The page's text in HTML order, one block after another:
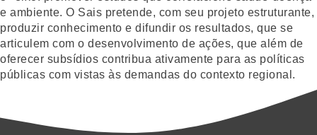
e ambiente. O Sais pretende, com seu projeto estruturante,
produzir conhecimento e difundir os resultados, que se
articulem com o desenvolvimento de ações, que além de
oferecer subsídios contribua ativamente para as políticas
públicas com vistas às demandas do contexto regional.